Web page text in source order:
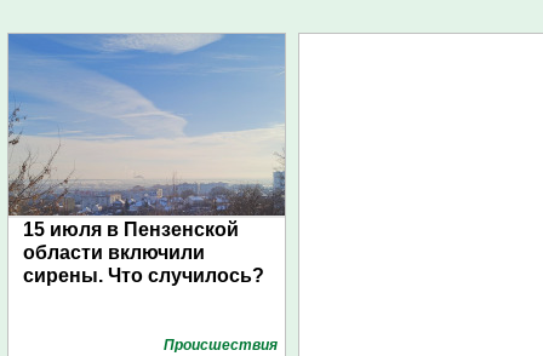
15 июля в Пензенской
области включили
сирены. Что случилось?
Проиcшествия